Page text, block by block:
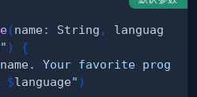
(name : String ,
languag
)
{
name . Your favorite prog
$language" )